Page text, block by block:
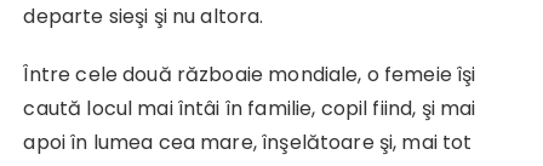
departe sieşi şi nu altora.
Între cele două războaie mondiale, o femeie îşi
caută locul mai întâi în familie, copil fiind, şi mai
apoi în lumea cea mare, înşelătoare şi, mai tot